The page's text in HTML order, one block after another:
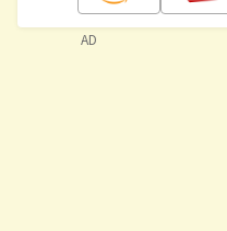
AD